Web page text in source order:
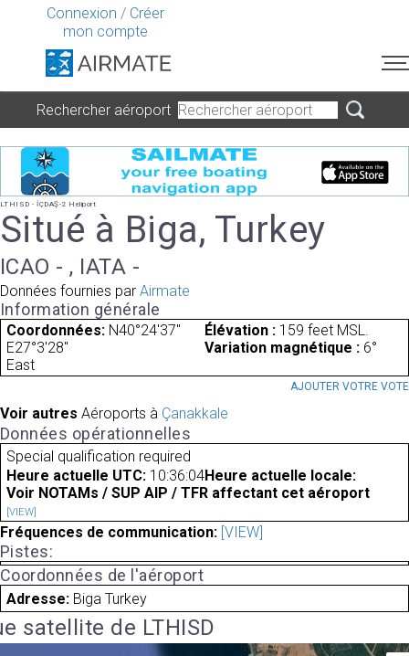
Connexion / Créer
mon compte
Rechercher aéroport
LTHISD - İÇDAŞ-2 Heliport
Situé à Biga, Turkey
ICAO - , IATA -
Données fournies par Airmate
Information générale
Coordonnées: N40°24'37"
E27°3'28"
Élévation : 159 feet MSL.
Variation magnétique : 6°
East
AJOUTER VOTRE VOTE
Voir autres Aéroports à Çanakkale
Données opérationnelles
Special qualification required
Heure actuelle UTC: 10:36:04Heure actuelle locale:
Voir NOTAMs / SUP AIP / TFR affectant cet aéroport
[VIEW]
Fréquences de communication: [VIEW]
Pistes:
Coordonnées de l'aéroport
Adresse: Biga Turkey
satellite de LTHISD